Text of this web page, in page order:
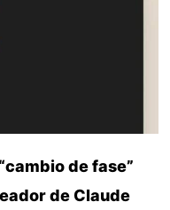
de fase”
de Claude